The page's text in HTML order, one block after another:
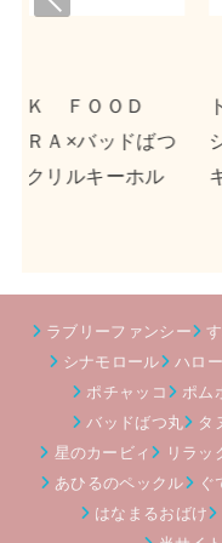
ケット×タキ
アクリル
ー２
０３
スタ
トート
ラブリーファンシー
シナモロール
ハロ
ポチャッコ
ポム
バッドばつ丸
タ
星のカービィ
リラッ
あひるのペックル
ぐ
はなまるおばけ